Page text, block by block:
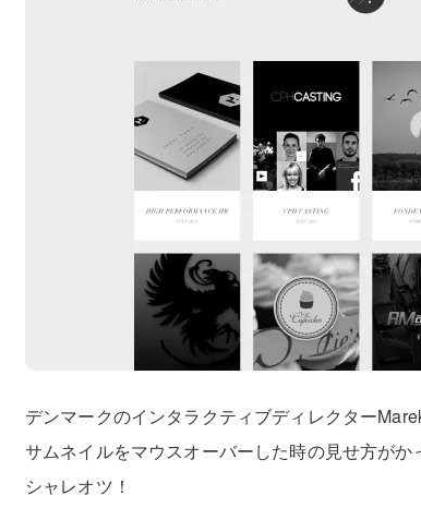
デンマークのインタラクティブディレクター
サムネイルをマウスオーバーした時の見せ方がか
シャレオツ！